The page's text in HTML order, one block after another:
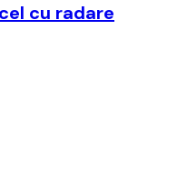
cu radare